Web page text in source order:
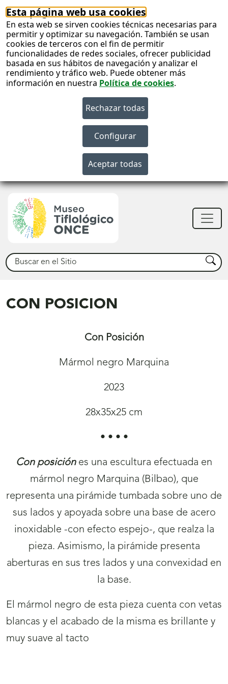
Esta página web usa cookies
En esta web se sirven cookies técnicas necesarias para
permitir y optimizar su navegación. También se usan
cookies de terceros con el fin de permitir
funcionalidades de redes sociales, ofrecer publicidad
basada en sus hábitos de navegación y analizar el
rendimiento y tráfico web. Puede obtener más
información en nuestra Política de cookies.
Buscar Buscar
CON POSICION
Con Posición
Mármol negro Marquina
2023
28x35x25 cm
• • • •
Con posición es una escultura efectuada en
mármol negro Marquina (Bilbao), que
representa una pirámide tumbada sobre uno de
sus lados y apoyada sobre una base de acero
inoxidable -con efecto espejo-, que realza la
pieza. Asimismo, la pirámide presenta
aberturas en sus tres lados y una convexidad en
la base.
El mármol negro de esta pieza cuenta con vetas
blancas y el acabado de la misma es brillante y
muy suave al tacto